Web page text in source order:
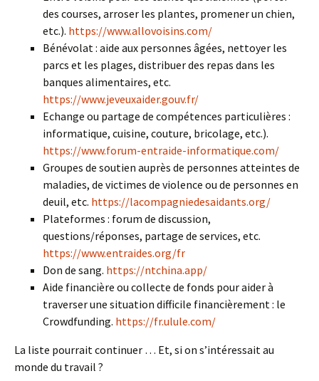
des courses, arroser les plantes, promener un chien,
etc.). https://www.allovoisins.com/
Bénévolat : aide aux personnes âgées, nettoyer les
parcs et les plages, distribuer des repas dans les
banques alimentaires, etc.
https://www.jeveuxaider.gouv.fr/
Echange ou partage de compétences particulières :
informatique, cuisine, couture, bricolage, etc.).
https://www.forum-entraide-informatique.com/
Groupes de soutien auprès de personnes atteintes de
maladies, de victimes de violence ou de personnes en
deuil, etc. https://lacompagniedesaidants.org/
Plateformes : forum de discussion,
questions/réponses, partage de services, etc.
https://www.entraides.org/fr
Don de sang. https://ntchina.app/
Aide financière ou collecte de fonds pour aider à
traverser une situation difficile financièrement : le
Crowdfunding. https://fr.ulule.com/
La liste pourrait continuer … Et, si on s’intéressait au
monde du travail ?